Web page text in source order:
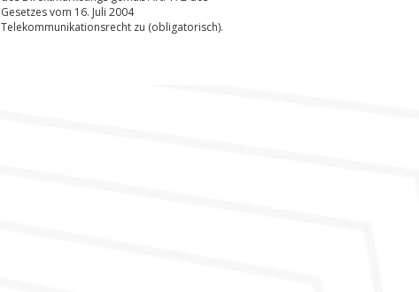
Gesetzes vom 16. Juli 2004
Telekommunikationsrecht zu (obligatorisch).